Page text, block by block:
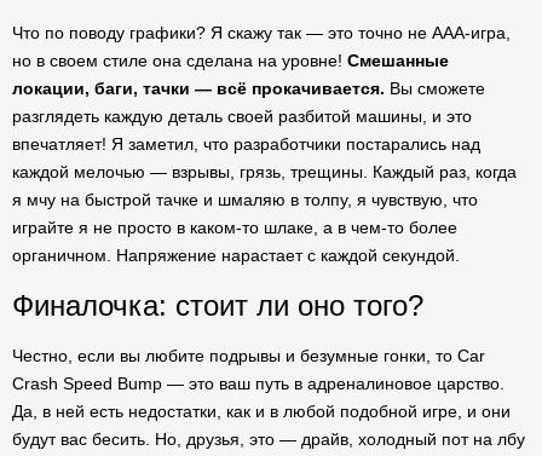
Что по поводу графики? Я скажу так — это точно не AAA-игра,
но в своем стиле она сделана на уровне! Смешанные
локации, баги, тачки — всё прокачивается. Вы сможете
разглядеть каждую деталь своей разбитой машины, и это
впечатляет! Я заметил, что разработчики постарались над
каждой мелочью — взрывы, грязь, трещины. Каждый раз, когда
я мчу на быстрой тачке и шмаляю в толпу, я чувствую, что
играйте я не просто в каком-то шлаке, а в чем-то более
органичном. Напряжение нарастает с каждой секундой.
Финалочка: стоит ли оно того?
Честно, если вы любите подрывы и безумные гонки, то Car
Crash Speed Bump — это ваш путь в адреналиновое царство.
Да, в ней есть недостатки, как и в любой подобной игре, и они
будут вас бесить. Но, друзья, это — драйв, холодный пот на лбу